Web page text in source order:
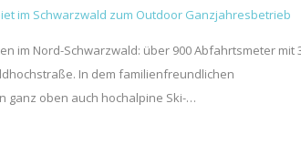
im Nord-Schwarzwald: über 900 Abfahrtsmeter mit
In dem familienfreundlichen
ganz oben auch hochalpine Ski-…